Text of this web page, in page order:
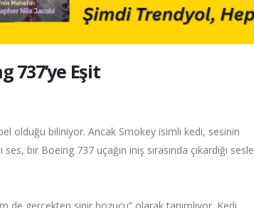
737’ye Eşit
olduğu biliniyor. Ancak Smokey isimli kedi, sesinin
bir Boeing 737 uçağın iniş sırasında çıkardığı sesle
de gerçekten sinir bozucu” olarak tanımlıyor. Kedi